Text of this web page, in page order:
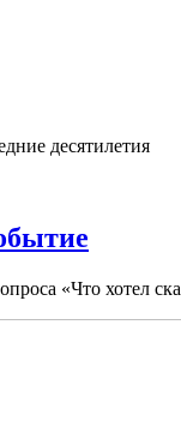
десятилетия
«Что хотел